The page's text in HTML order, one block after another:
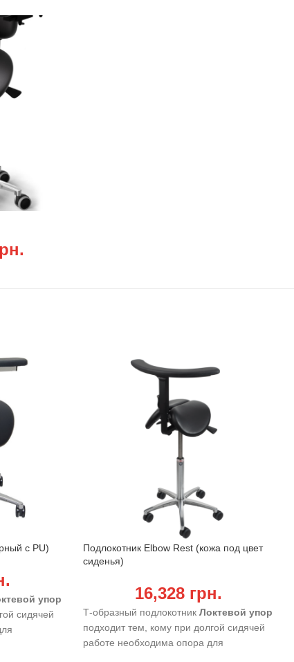
с PU)
упор
сидячей
Подлокотник Elbow Rest (кожа под цвет
сиденья)
16,328 грн.
Т-образный подлокотник Локтевой упор
подходит тем, кому при долгой сидячей
работе необходима опора для